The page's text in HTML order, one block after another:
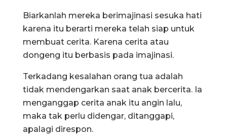
Biarkanlah mereka berimajinasi sesuka hati
karena itu berarti mereka telah siap untuk
membuat cerita. Karena cerita atau
dongeng itu berbasis pada imajinasi.
Terkadang kesalahan orang tua adalah
tidak mendengarkan saat anak bercerita. Ia
menganggap cerita anak itu angin lalu,
maka tak perlu didengar, ditanggapi,
apalagi direspon.